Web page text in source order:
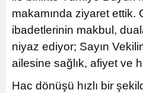
makamında ziyaret ettik.
ibadetlerinin makbul,
niyaz ediyor; Sayın
ailesine sağlık, afiyet ve
Hac dönüşü hızlı bir